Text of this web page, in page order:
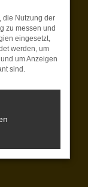
schmid.de
die Nutzung der
zu messen und
eingesetzt,
werden, um
um Anzeigen
sind.